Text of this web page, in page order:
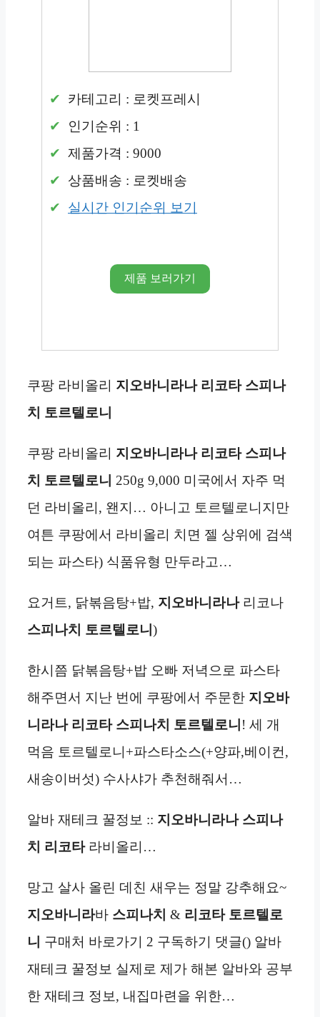
카테고리 : 로켓프레시
인기순위 : 1
제품가격 : 9000
상품배송 : 로켓배송
실시간 인기순위 보기
제품 보러가기
쿠팡 라비올리 지오바니라나 리코타 스피나
치 토르텔로니
쿠팡 라비올리 지오바니라나 리코타 스피나
치 토르텔로니 250g 9,000 미국에서 자주 먹
던 라비올리, 왠지… 아니고 토르텔로니지만
여튼 쿠팡에서 라비올리 치면 젤 상위에 검색
되는 파스타) 식품유형 만두라고…
요거트, 닭볶음탕+밥, 지오바니라나리코나
스피나치 토르텔로니 )
한시쯤 닭볶음탕+밥 오빠 저녁으로 파스타
해주면서 지난 번에 쿠팡에서 주문한 지오바
니라나 리코타 스피나치 토르텔로니 ! 세 개
먹음 토르텔로니+파스타소스(+양파,베이컨,
새송이버섯) 수사샤가 추천해줘서…
알바 재테크 꿀정보 :: 지오바니라나 스피나
치 리코타라비올리…
망고 살사 올린 데친 새우는 정말 강추해요~
지오바니라바 스피나치 & 리코타 토르텔로
니 구매처 바로가기 2 구독하기 댓글() 알바
재테크 꿀정보 실제로 제가 해본 알바와 공부
한 재테크 정보, 내집마련을 위한…